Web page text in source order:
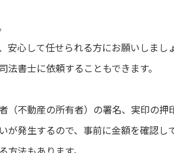
安心して任せられる方にお願いしまし
書士に依頼することもできます。
（不動産の所有者）の署名、実印の押
が発生するので、事前に金額を確認し